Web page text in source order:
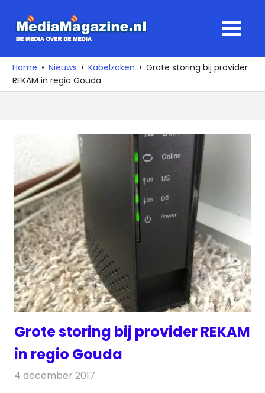
naar
media
over
de
MENU
Home Nieuws Kabelzaken
Grote storing bij provider
REKAM in regio Gouda
Grote storing bij provider REKAM
in regio Gouda
4 december 2017